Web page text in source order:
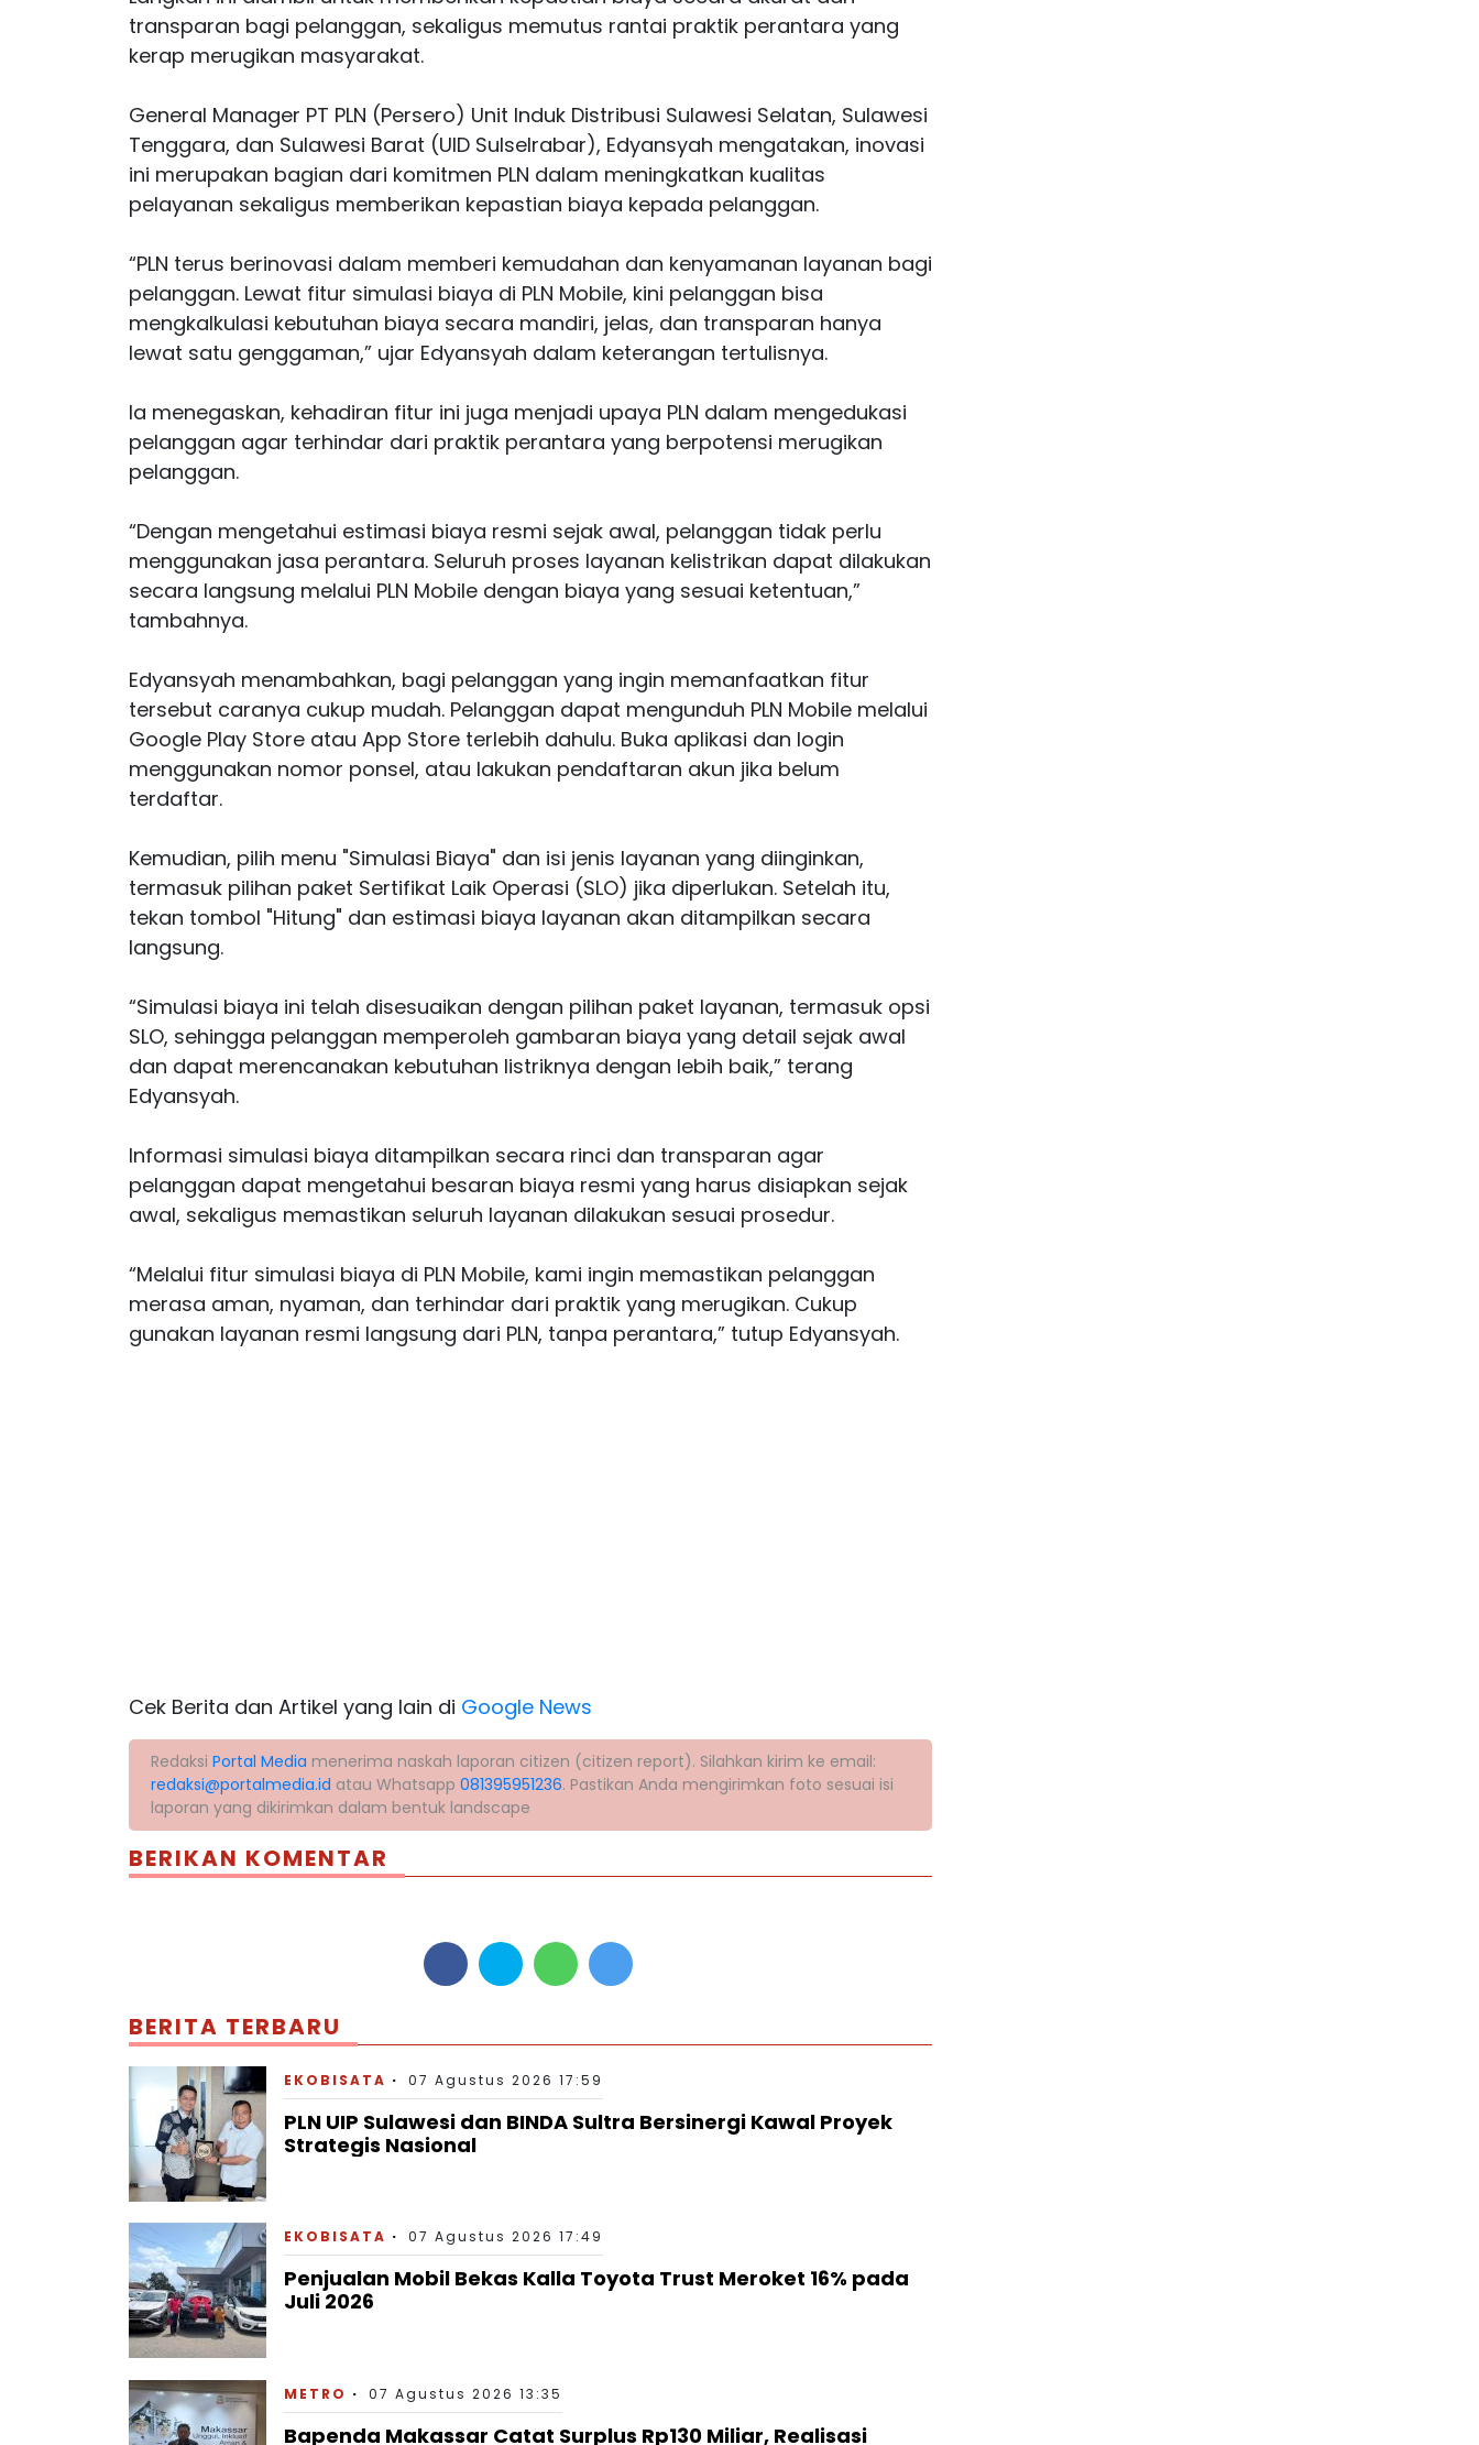
transparan bagi pelanggan, sekaligus memutus rantai praktik perantara yang
kerap merugikan masyarakat.
General Manager PT PLN (Persero) Unit Induk Distribusi Sulawesi Selatan, Sulawesi
Tenggara, dan Sulawesi Barat (UID Sulselrabar), Edyansyah mengatakan, inovasi
ini merupakan bagian dari komitmen PLN dalam meningkatkan kualitas
pelayanan sekaligus memberikan kepastian biaya kepada pelanggan.
“PLN terus berinovasi dalam memberi kemudahan dan kenyamanan layanan bagi
pelanggan. Lewat fitur simulasi biaya di PLN Mobile, kini pelanggan bisa
mengkalkulasi kebutuhan biaya secara mandiri, jelas, dan transparan hanya
lewat satu genggaman,” ujar Edyansyah dalam keterangan tertulisnya.
Ia menegaskan, kehadiran fitur ini juga menjadi upaya PLN dalam mengedukasi
pelanggan agar terhindar dari praktik perantara yang berpotensi merugikan
pelanggan.
“Dengan mengetahui estimasi biaya resmi sejak awal, pelanggan tidak perlu
menggunakan jasa perantara. Seluruh proses layanan kelistrikan dapat dilakukan
secara langsung melalui PLN Mobile dengan biaya yang sesuai ketentuan,”
tambahnya.
Edyansyah menambahkan, bagi pelanggan yang ingin memanfaatkan fitur
tersebut caranya cukup mudah. Pelanggan dapat mengunduh PLN Mobile melalui
Google Play Store atau App Store terlebih dahulu. Buka aplikasi dan login
menggunakan nomor ponsel, atau lakukan pendaftaran akun jika belum
terdaftar.
Kemudian, pilih menu "Simulasi Biaya" dan isi jenis layanan yang diinginkan,
termasuk pilihan paket Sertifikat Laik Operasi (SLO) jika diperlukan. Setelah itu,
tekan tombol "Hitung" dan estimasi biaya layanan akan ditampilkan secara
langsung.
“Simulasi biaya ini telah disesuaikan dengan pilihan paket layanan, termasuk opsi
SLO, sehingga pelanggan memperoleh gambaran biaya yang detail sejak awal
dan dapat merencanakan kebutuhan listriknya dengan lebih baik,” terang
Edyansyah.
Informasi simulasi biaya ditampilkan secara rinci dan transparan agar
pelanggan dapat mengetahui besaran biaya resmi yang harus disiapkan sejak
awal, sekaligus memastikan seluruh layanan dilakukan sesuai prosedur.
“Melalui fitur simulasi biaya di PLN Mobile, kami ingin memastikan pelanggan
merasa aman, nyaman, dan terhindar dari praktik yang merugikan. Cukup
gunakan layanan resmi langsung dari PLN, tanpa perantara,” tutup Edyansyah.
Cek Berita dan Artikel yang lain di Google News
Redaksi Portal Media menerima naskah laporan citizen (citizen report). Silahkan kirim ke email:
redaksi@portalmedia.id atau Whatsapp 081395951236. Pastikan Anda mengirimkan foto sesuai isi
laporan yang dikirimkan dalam bentuk landscape
BERIKAN KOMENTAR
BERITA TERBARU
EKOBISATA 07 Agustus 2026 17:59
PLN UIP Sulawesi dan BINDA Sultra Bersinergi Kawal Proyek
Strategis Nasional
EKOBISATA 07 Agustus 2026 17:49
Penjualan Mobil Bekas Kalla Toyota Trust Meroket 16% pada
Juli 2026
METRO 07 Agustus 2026 13:35
Bapenda Makassar Catat Surplus Rp130 Miliar, Realisasi